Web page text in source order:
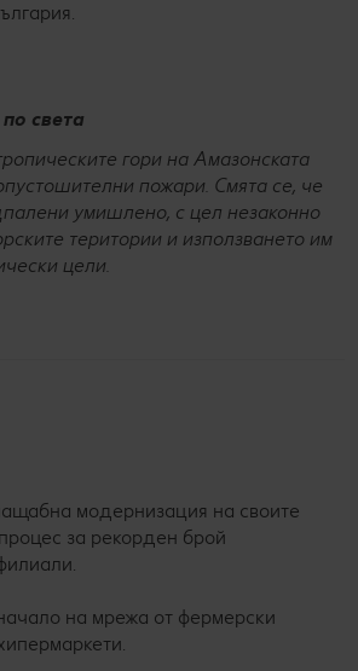
света
гори на Амазонската
пожари. Смята се, че
умишлено, с цел незаконно
територии и използването им
цели.
модернизация на своите
за рекорден брой
на мрежа от фермерски